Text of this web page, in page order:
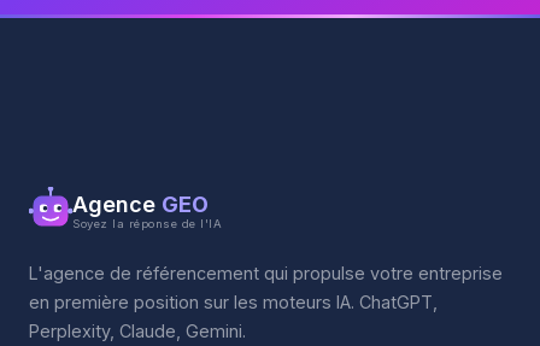
Agence GEO
Soyez la réponse de l'IA
L'agence de référencement qui propulse votre entreprise
en première position sur les moteurs IA. ChatGPT,
Perplexity, Claude, Gemini.